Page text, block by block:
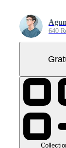
640